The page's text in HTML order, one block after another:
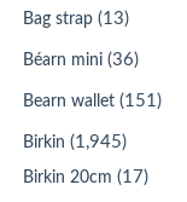
Bag strap (13)
Béarn mini (36)
Bearn wallet (151)
Birkin (1,945)
Birkin 20cm (17)